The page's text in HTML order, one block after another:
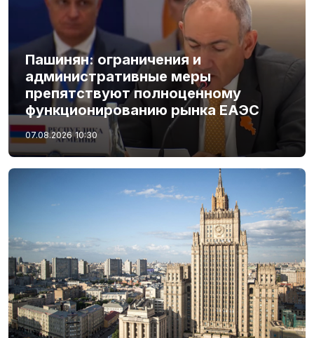
Пашинян: ограничения и
административные меры
препятствуют полноценному
функционированию рынка ЕАЭС
07.08.2026 10:30